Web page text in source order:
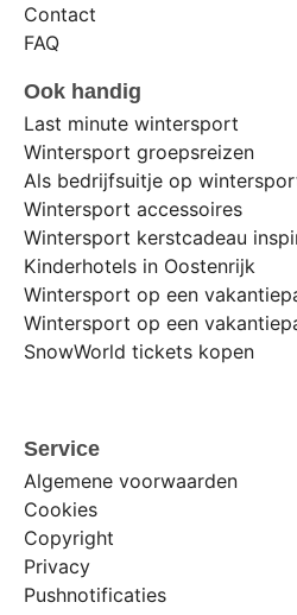
Contact
FAQ
Ook handig
Last minute wintersport
Wintersport groepsreizen
Als bedrijfsuitje op
Wintersport accessoires
Wintersport kerstcadeau
Kinderhotels in Oostenrijk
Wintersport op een
Wintersport op een
SnowWorld tickets kopen
Service
Algemene voorwaarden
Cookies
Copyright
Privacy
Pushnotificaties